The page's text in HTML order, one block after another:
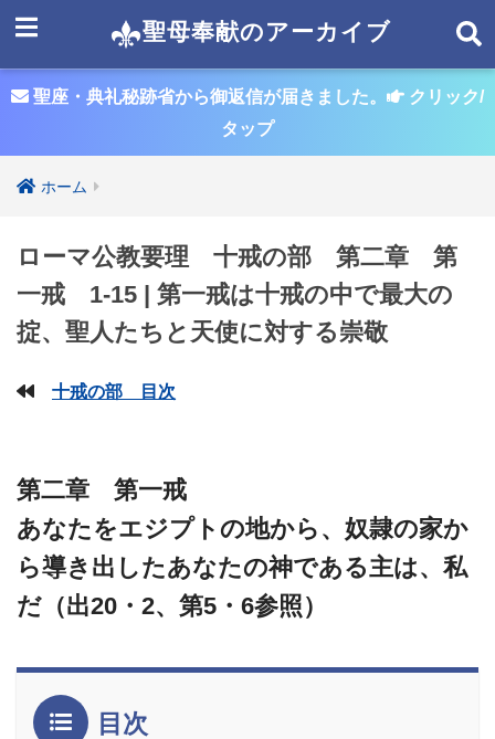
聖母奉献のアーカイブ
聖座・典礼秘跡省から御返信が届きました。
クリック/
タップ
ホーム
ローマ公教要理 十戒の部 第二章 第
一戒 1-15 | 第一戒は十戒の中で最大の
掟、聖人たちと天使に対する崇敬
十戒の部 目次
第二章 第一戒
あなたをエジプトの地から、奴隷の家か
ら導き出したあなたの神である主は、私
だ（出20・2、第5・6参照）
目次